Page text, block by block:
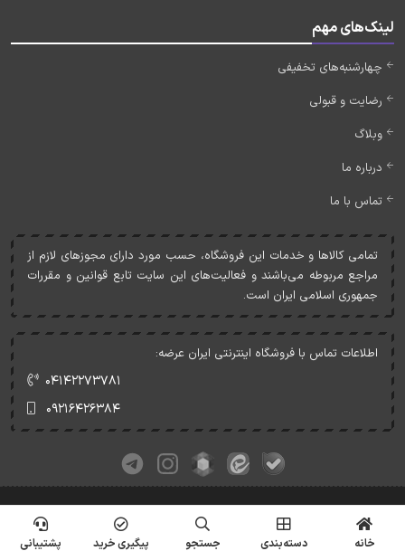
لینک‌های مهم
چهارشنبه‌های تخفیفی
رضایت و قبولی
وبلاگ
درباره ما
تماس با ما
تمامی کالاها و خدمات اين فروشگاه، حسب مورد دارای مجوزهای لازم از
مراجع مربوطه می‌باشند و فعاليت‌های اين سايت تابع قوانين و مقررات
جمهوری اسلامی ايران است.
اطلاعات تماس با فروشگاه اینترنتی ایران عرضه:
۰۴۱۴۲۲۷۳۷۸۱
۰۹۲۱۶۴۲۶۳۸۴
خانه دسته‌بندی جستجو پیگیری خرید پشتیبانی